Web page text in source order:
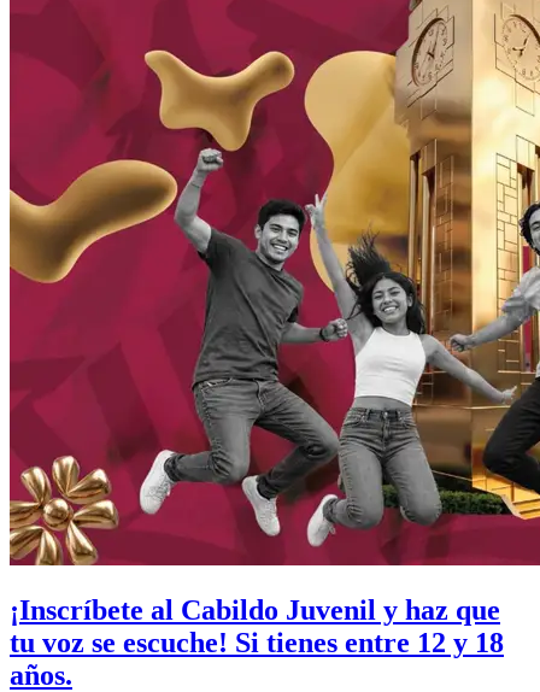
¡Inscríbete al Cabildo Juvenil y haz que
tu voz se escuche! Si tienes entre 12 y 18
años.